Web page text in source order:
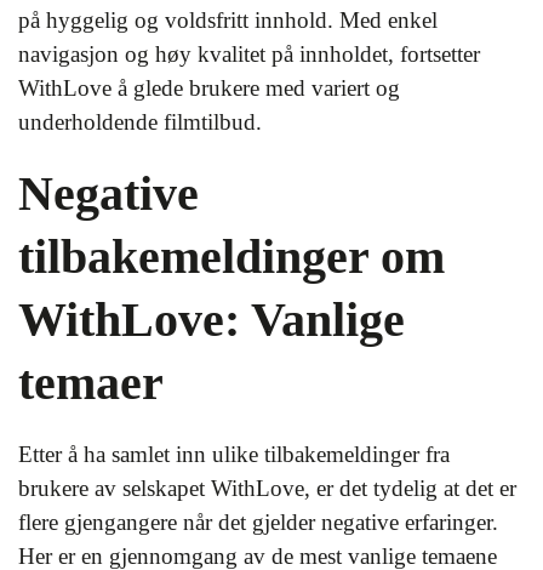
på hyggelig og voldsfritt innhold. Med enkel
navigasjon og høy kvalitet på innholdet, fortsetter
WithLove å glede brukere med variert og
underholdende filmtilbud.
Negative
tilbakemeldinger om
WithLove: Vanlige
temaer
Etter å ha samlet inn ulike tilbakemeldinger fra
brukere av selskapet WithLove, er det tydelig at det er
flere gjengangere når det gjelder negative erfaringer.
Her er en gjennomgang av de mest vanlige temaene